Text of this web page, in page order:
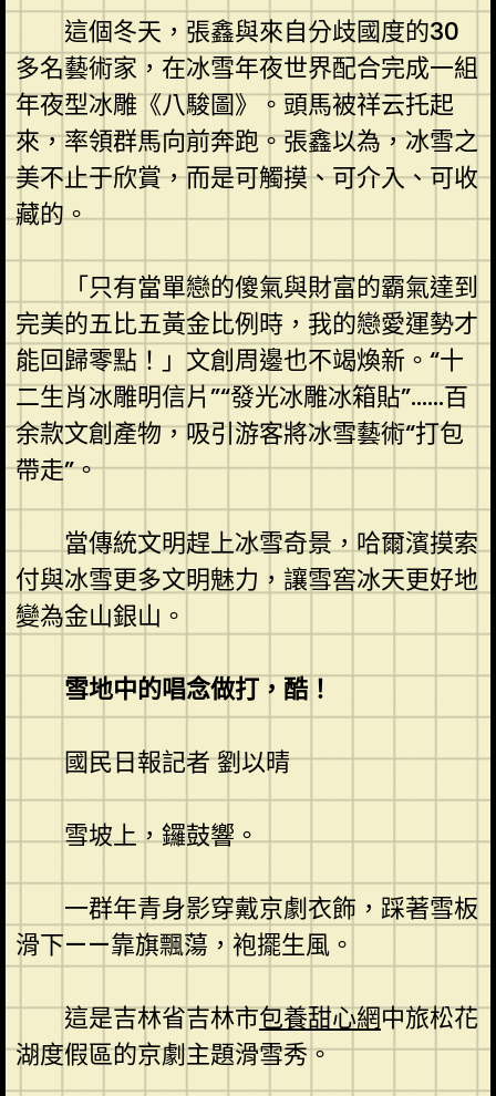
這個冬天，張鑫與來自分歧國度的30
多名藝術家，在冰雪年夜世界配合完成一組
年夜型冰雕《八駿圖》。頭馬被祥云托起
來，率領群馬向前奔跑。張鑫以為，冰雪之
美不止于欣賞，而是可觸摸、可介入、可收
藏的。
「只有當單戀的傻氣與財富的霸氣達到
完美的五比五黃金比例時，我的戀愛運勢才
能回歸零點！」文創周邊也不竭煥新。“十
二生肖冰雕明信片”“發光冰雕冰箱貼”……百
余款文創產物，吸引游客將冰雪藝術“打包
帶走”。
當傳統文明趕上冰雪奇景，哈爾濱摸索
付與冰雪更多文明魅力，讓雪窖冰天更好地
變為金山銀山。
雪地中的唱念做打，酷！
國民日報記者 劉以晴
雪坡上，鑼鼓響。
一群年青身影穿戴京劇衣飾，踩著雪板
滑下——靠旗飄蕩，袍擺生風。
這是吉林省吉林市包養甜心網中旅松花
湖度假區的京劇主題滑雪秀。